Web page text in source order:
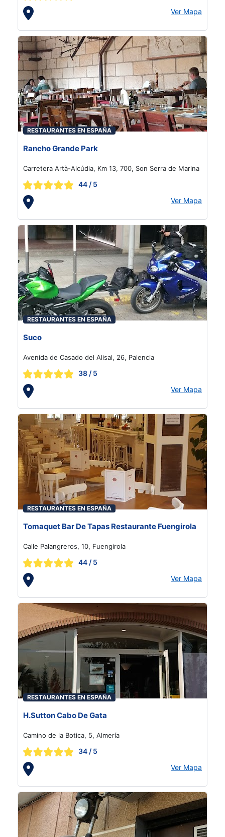
Ver Mapa
RESTAURANTES EN ESPAÑA
Rancho Grande Park
Carretera Artà-Alcúdia, Km 13, 700, Son Serra de Marina
44 / 5
Ver Mapa
RESTAURANTES EN ESPAÑA
Suco
Avenida de Casado del Alisal, 26, Palencia
38 / 5
Ver Mapa
RESTAURANTES EN ESPAÑA
Tomaquet Bar De Tapas Restaurante Fuengirola
Calle Palangreros, 10, Fuengirola
44 / 5
Ver Mapa
RESTAURANTES EN ESPAÑA
H.Sutton Cabo De Gata
Camino de la Botica, 5, Almería
34 / 5
Ver Mapa